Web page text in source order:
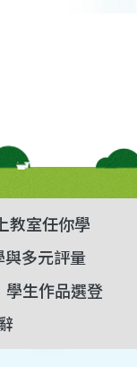
教室任你學
多元評量
學生作品選登